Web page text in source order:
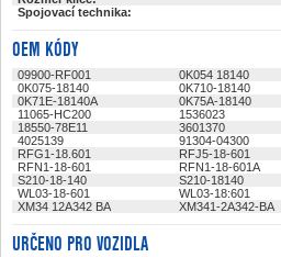
Spojovací technika:
OEM KÓDY
09900-RF001 0K054 18140
0K075-18140
0K710-18140
0K71E-18140A
0K75A-18140
11065-HC200
1536023
18550-78E11
3601370
4025139
91304-04300
RFG1-18.601
RFJ5-18-601
RFN1-18-601
RFN1-18-601A
S210-18-140
S210-18140
WL03-18-601
WL03-18:601
XM34 12A342 BA
XM341-2A342-BA
URČENO PRO VOZIDLA